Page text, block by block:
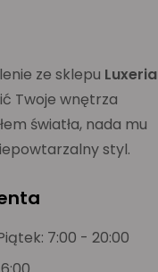
ze sklepu Luxeria
Twoje wnętrza
światła, nada mu
styl.
7:00 - 20:00